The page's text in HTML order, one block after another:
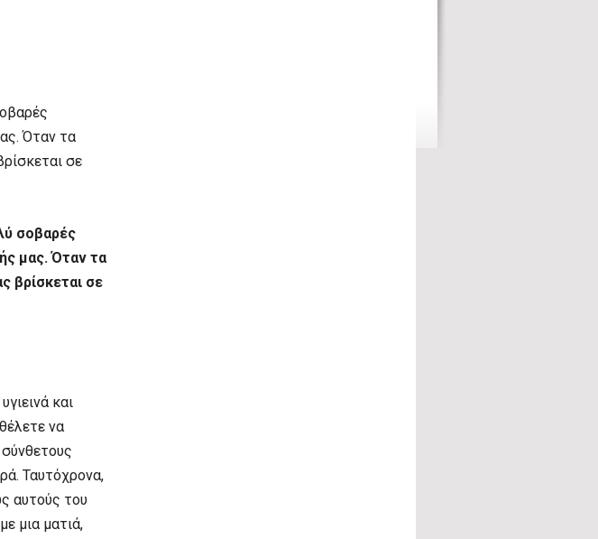
Όταν τα
σε
σοβαρές
μας. Όταν τα
βρίσκεται σε
και
να
Ταυτόχρονα,
αυτούς του
μια ματιά,